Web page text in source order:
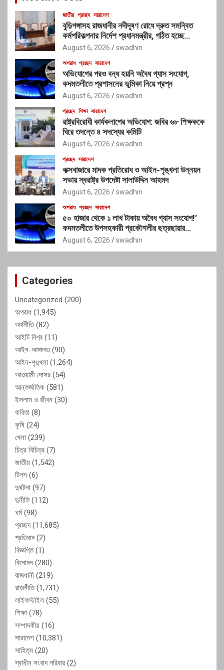
জাতীয় প্রচ্ছদ সারাদেশ
বুড়িগঙ্গাসহ রাজধানীর নদীদূষণ রোধে দ্রুত সমন্বিত
কর্মপরিকল্পনার নির্দেশ প্রধানমন্ত্রীর, গঠিত হচ্ছে
আন্তঃসংস্থা সমন্বয় কমিটি
August 6, 2026 swadhin
অপরাধ প্রচ্ছদ সারাদেশ
অভিযোগের পরও বন্ধ হয়নি অবৈধ গ্যাস সংযোগ,
কদমতলীতে প্রশাসনের ভূমিকা নিয়ে প্রশ্ন
August 6, 2026 swadhin
প্রচ্ছদ শিক্ষা সারাদেশ
রাষ্ট্রবিরোধী কার্যকলাপের অভিযোগ: জবির ৬৮ শিক্ষককে
ঘিরে তদন্তে ৪ সদস্যের কমিটি
August 6, 2026 swadhin
প্রচ্ছদ সারাদেশ
কক্সবাজারে মাদক প্রতিরোধ ও আইন-শৃঙ্খলা উন্নয়ন
সভায় স্বরাষ্ট্র উপদেষ্টা সালাউদ্দিন আহমদ
August 6, 2026 swadhin
অপরাধ প্রচ্ছদ সারাদেশ
৫০ হাজার থেকে ১ লাখ টাকায় অবৈধ গ্যাস সংযোগ!’
কদমতলীতে উপসহকারী প্রকৌশলীর ছত্রছায়ার
অভিযোগ
August 6, 2026 swadhin
Categories
Uncategorized (200)
অপরাধ (1,945)
অর্থনীতি(82)
আইটি বিশ্ব (11)
আইন-আদালত(90)
আইন-শৃঙ্খলা (1,264)
আওয়ামী দোসর (54)
আন্তর্জাতিক (581)
ইসলাম ও জীবন (30)
কবিতা (8)
কৃষি (24)
খেলা (239)
চিত্র বিচিত্র (7)
জাতীয় (1,542)
টিপস (6)
দুর্ঘটনা (97)
দুর্নীতি(112)
ধর্ম(98)
প্রচ্ছদ(11,685)
প্রতিবাদ(2)
বিজ্ঞপ্তি(1)
বিনোদন (280)
রাজধানী (219)
রাজনীতি(1,731)
লাইফস্টাইল (55)
শিক্ষা (78)
সম্পাদকীয় (16)
সারাদেশ (10,381)
সাহিত্য (20)
স্বাধীন সংবাদ পরিবার (2)